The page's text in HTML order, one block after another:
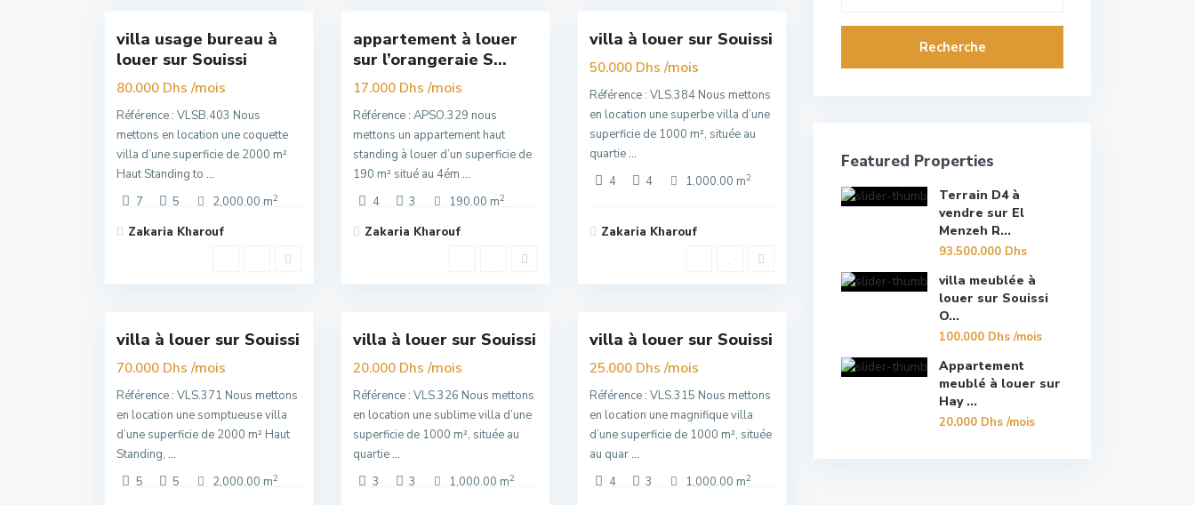
Exclusivité
villa usage bureau à
louer sur Souissi
80.000 Dhs/mois
Référence : VLSB.403 Nous
mettons en location une coquette
villa d’une superficie de 2000 m²
Haut Standing to ...
7
5 2,000.00 m2
Zakaria Kharouf
Exclusivité
appartement à louer
sur l’orangeraie S...
17.000 Dhs/mois
Référence : APSO.329 nous
mettons un appartement haut
standing à louer d’un superficie de
190 m² situé au 4ém ...
4
3 190.00 m2
Zakaria Kharouf
Exclusivité
villa à louer sur Souissi
50.000 Dhs/mois
Référence : VLS.384 Nous mettons
en location une superbe villa d’une
superficie de 1000 m², située au
quartie...
4
4 1,000.00 m2
Zakaria Kharouf
Souissi
Exclusivité
villa à louer sur Souissi
70.000 Dhs/mois
Référence : VLS.371 Nous mettons
en location une somptueuse villa
d’une superficie de 2000 m² Haut
Standing, ...
5
5 2,000.00 m2
Souissi
Exclusivité
villa à louer sur Souissi
20.000 Dhs/mois
Référence : VLS.326 Nous mettons
en location une sublime villa d’une
superficie de 1000 m², située au
quartie...
3
3 1,000.00 m2
Souissi
Exclusivité
villa à louer sur Souissi
25.000 Dhs/mois
Référence : VLS.315 Nous mettons
en location une magnifique villa
d’une superficie de 1000 m², située
au quar...
4
3 1,000.00 m2
Recherche
Featured Properties
Terrain D4 à
vendre sur El
Menzeh R...
93.500.000 Dhs
villa meublée à
louer sur Souissi
O...
100.000 Dhs/mois
Appartement
meublé à louer sur
Hay ...
20.000 Dhs/mois